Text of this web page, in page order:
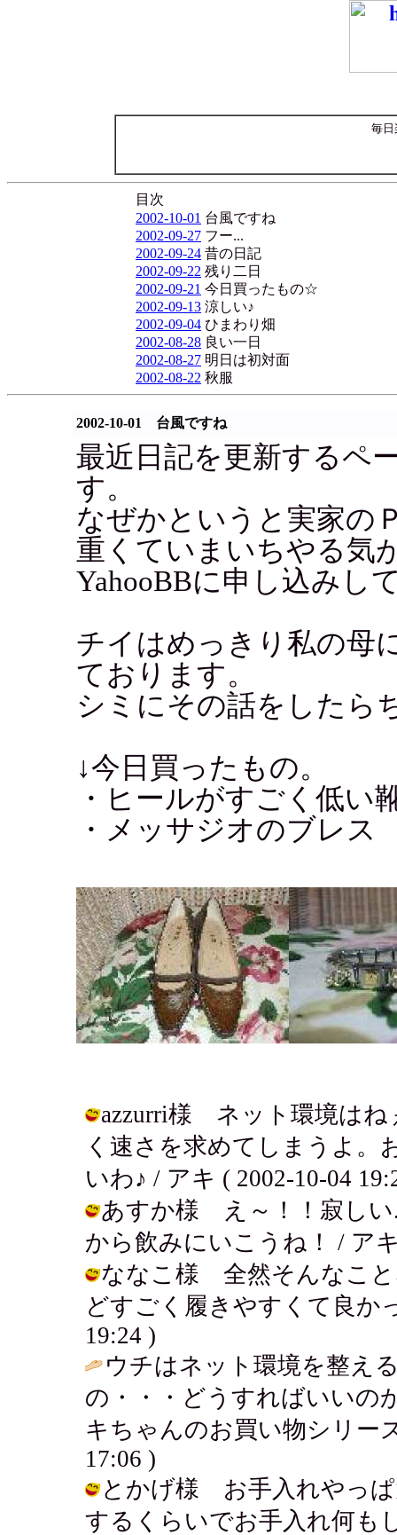
毎日
目次
2002-10-01 台風ですね
2002-09-27 フー...
2002-09-24 昔の日記
2002-09-22 残り二日
2002-09-21 今日買ったもの☆
2002-09-13 涼しい♪
2002-09-04 ひまわり畑
2002-08-28 良い一日
2002-08-27 明日は初対面
2002-08-22 秋服
2002-10-01 台風ですね
最近日記を更新するペ
す。
なぜかというと実家の
重くていまいちやる気
YahooBBに申し込みし
チイはめっきり私の母
ております。
シミにその話をしたら
↓今日買ったもの。
・ヒールがすごく低い
・メッサジオのブレス
azzurri様 ネット環境はね
く速さを求めてしまうよ。
いわ♪ / アキ ( 2002-10-04
あすか様 え～！！寂しい
から飲みにいこうね！ / ア
ななこ様 全然そんなこと
どすごく履きやすくて良か
19:24 )
ウチはネット環境を整え
の・・・どうすればいいの
キちゃんのお買い物シリー
17:06 )
とかげ様 お手入れやっぱ
するくらいでお手入れ何も